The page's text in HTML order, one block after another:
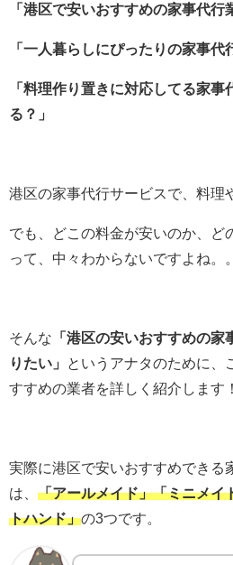
「港区で安いおすすめの家事代行
「一人暮らしにぴったりの家事代
「料理作り置きに対応してる家
る？」
港区の家事代行サービスで、料理
でも、どこの料金が安いのか、ど
って、中々わからないですよね。
そんな 「港区の安いおすすめの
りたい」
というアナタのために、
すすめの業者を詳しく紹介します！
実際に港区で安いおすすめできる
は、 「アールメイド」「ミニメイ
トハンド」の3つです。